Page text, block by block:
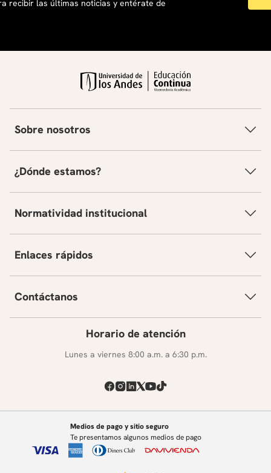
recibir las últimas noticias y entérate de
Sobre nosotros
¿Dónde estamos?
Normatividad institucional
Enlaces rápidos
Contáctanos
Horario de atención
Lunes a viernes 8:00 a.m. a 6:30 p.m.
Medios de pago y sitio seguro
Te presentamos algunos medios de pago